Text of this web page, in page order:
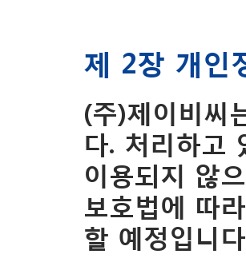
제 2장 개인
(주)제이비씨
다. 처리하고
이용되지 않
보호법에 따
할 예정입니